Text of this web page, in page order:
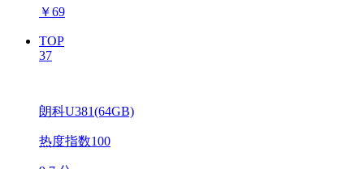
￥69
TOP
37
朗科U381(64GB)
热度指数100